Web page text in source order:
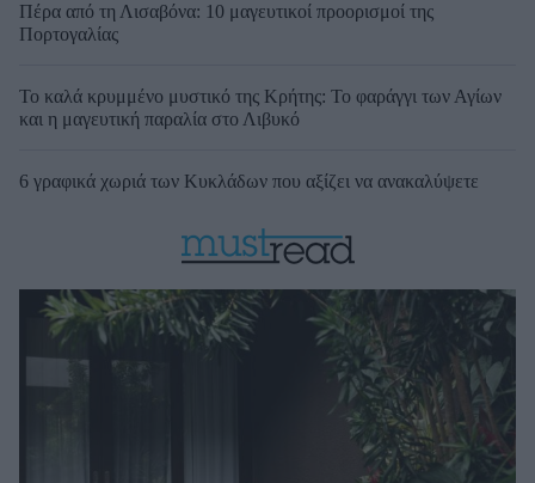
Πέρα από τη Λισαβόνα: 10 μαγευτικοί προορισμοί της
Πορτογαλίας
Το καλά κρυμμένο μυστικό της Κρήτης: Το φαράγγι των Αγίων
και η μαγευτική παραλία στο Λιβυκό
6 γραφικά χωριά των Κυκλάδων που αξίζει να ανακαλύψετε